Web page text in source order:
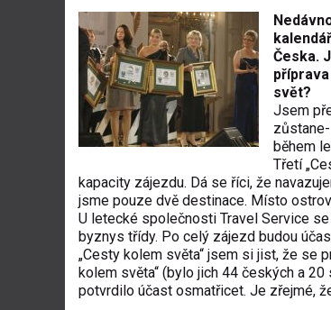
Česka.
svět?
Jsem
během
Třetí
kapacity zájezdu. Dá se říci, že
jsme pouze dvě destinace. Místo
U letecké společnosti Travel Service
byznys třídy. Po celý zájezd budou
„Cesty kolem světa“ jsem si jist, že se
kolem světa“ (bylo jich 44 českých a
potvrdilo účast osmatřicet. Je zřejmé,